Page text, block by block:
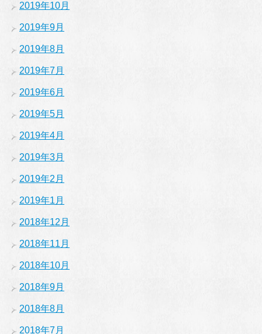
2019年10月
2019年9月
2019年8月
2019年7月
2019年6月
2019年5月
2019年4月
2019年3月
2019年2月
2019年1月
2018年12月
2018年11月
2018年10月
2018年9月
2018年8月
2018年7月